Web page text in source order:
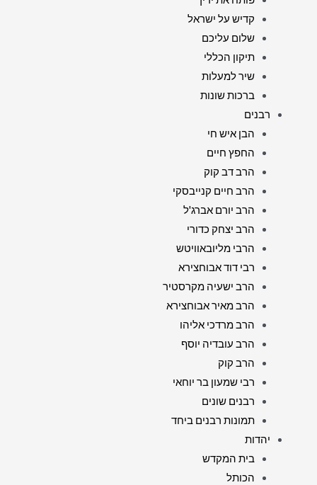
קדיש על ישראל
שלום עליכם
תיקון הכללי
שיר למעלות
ברכות שונות
רבנים
הבן איש חי
החפץ חיים
הרב דב קוק
הרב חיים קנייבסקי
הרב יורם אברג'ל
הרב יצחק כדורי
הרבי מליובאוויטש
רבי דוד אבוחצירא
הרב ישעיה מקרסטיר
הרב מאיר אבוחצירא
הרב מרדכי אליהו
הרב עובדיה יוסף
הרב קוק
רבי שמעון בר יוחאי
רבנים שונים
תמונות רבנים ביחד
יהדות
בית המקדש
הכותל